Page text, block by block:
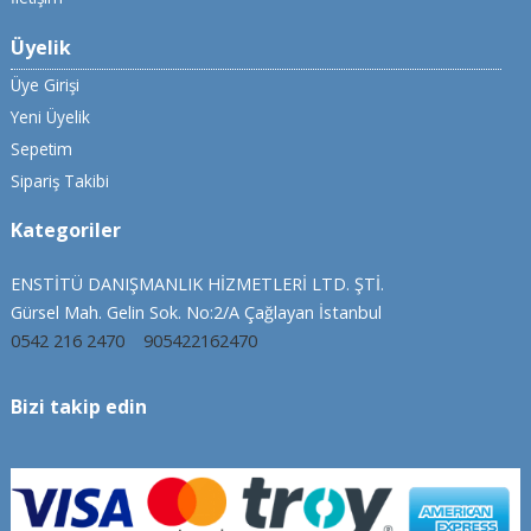
Üyelik
Üye Girişi
Yeni Üyelik
Sepetim
Sipariş Takibi
Kategoriler
ENSTİTÜ DANIŞMANLIK HİZMETLERİ LTD. ŞTİ.
Gürsel Mah. Gelin Sok. No:2/A Çağlayan İstanbul
0542 216 2470
905422162470
Bizi takip edin